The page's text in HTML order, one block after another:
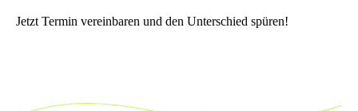
Jetzt Termin vereinbaren und den Unterschied spüren!